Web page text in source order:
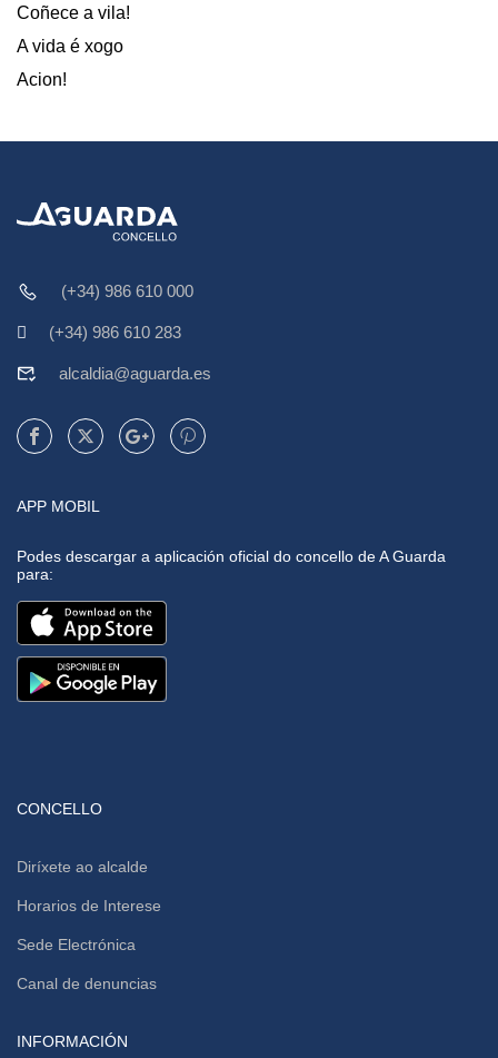
Coñece a vila!
A vida é xogo
Acion!
(+34) 986 610 000
(+34) 986 610 283
alcaldia@aguarda.es
APP MOBIL
Podes descargar a aplicación oficial do concello de A Guarda
para:
CONCELLO
Diríxete ao alcalde
Horarios de Interese
Sede Electrónica
Canal de denuncias
INFORMACIÓN